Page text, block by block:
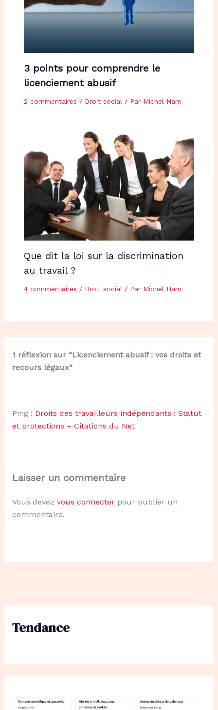
Tendance
3 points pour comprendre le
licenciement abusif
2 commentaires / Droit social / Par Michel Ham
Que dit la loi sur la discrimination
au travail ?
4 commentaires / Droit social / Par Michel Ham
1 réflexion sur “Licenciement abusif : vos droits et
recours légaux”
Ping : Droits des travailleurs indépendants : Statut
et protections – Citations du Net
Laisser un commentaire
Vous devez vous connecterpour publier un
commentaire.